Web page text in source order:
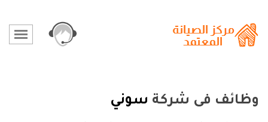
وظائف فى شركة سوني